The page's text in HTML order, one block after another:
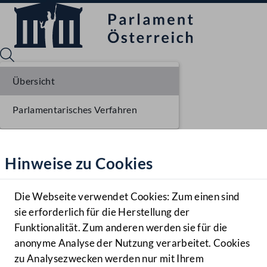
Hilfe
Benutzer
Navigationsmenü öffnen
MENÜ
Hinweise zu Cookies
Die Webseite verwendet Cookies: Zum einen sind
sie erforderlich für die Herstellung der
Funktionalität. Zum anderen werden sie für die
anonyme Analyse der Nutzung verarbeitet. Cookies
zu Analysezwecken werden nur mit Ihrem
Übersicht
Parlamentarisches Verfahren